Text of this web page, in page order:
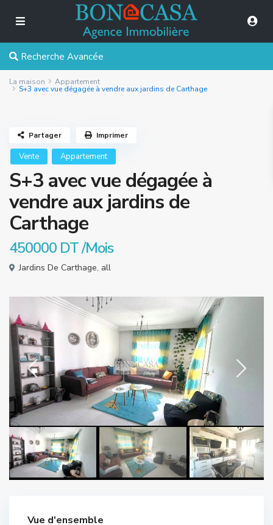
Recherche Avancée
La maison Appartement
S+3 avec vue dégagée à vendre aux jardins de Carthage
Vente Appartement
S+3 avec vue dégagée à
vendre aux jardins de
Carthage
450000 DT/Mois
Jardins De Carthage, all
Partager Imprimer
Vue d'ensemble